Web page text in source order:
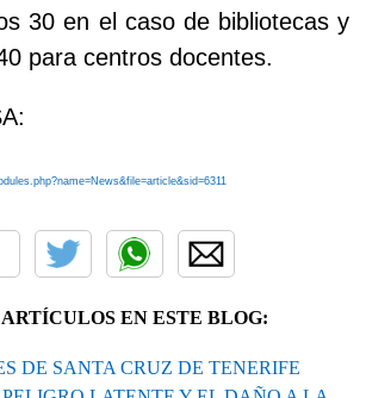
30 en el caso de bibliotecas y
para centros docentes.
ARTÍCULOS EN ESTE BLOG:
DE SANTA CRUZ DE TENERIFE